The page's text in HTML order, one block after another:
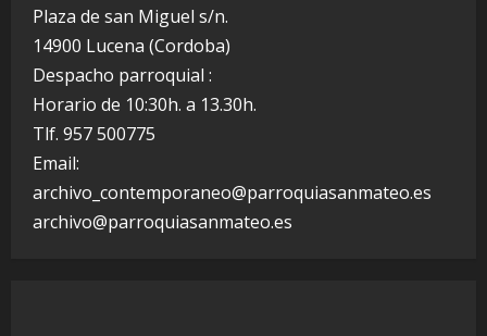
Plaza de san Miguel s/n.
14900 Lucena (Cordoba)
Despacho parroquial :
Horario de 10:30h. a 13.30h.
Tlf. 957 500775
Email:
archivo_contemporaneo@parroquiasanmateo.es
archivo@parroquiasanmateo.es